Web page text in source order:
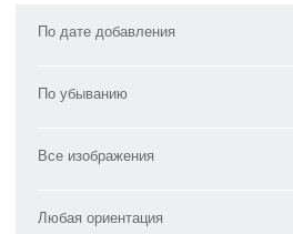
По дате добавления
По убыванию
Все изображения
Любая ориентация